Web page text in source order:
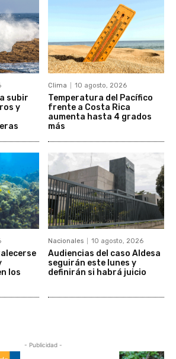
subir
y
Clima 10 agosto, 2026
Temperatura del Pacífico
frente a Costa Rica
aumenta hasta 4 grados
más
los
Nacionales 10 agosto, 2026
Audiencias del caso Aldesa
seguirán este lunes y
definirán si habrá juicio
- Publicidad -